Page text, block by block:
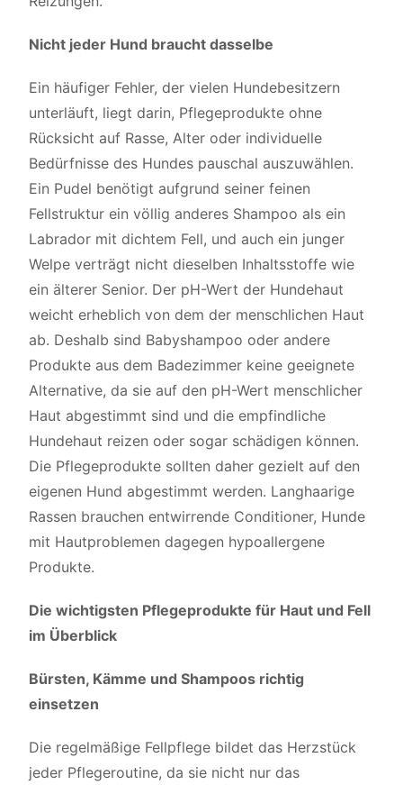
Nicht jeder Hund braucht dasselbe
Ein häufiger Fehler, der vielen Hundebesitzern
unterläuft, liegt darin, Pflegeprodukte ohne
Rücksicht auf Rasse, Alter oder individuelle
Bedürfnisse des Hundes pauschal auszuwählen.
Ein Pudel benötigt aufgrund seiner feinen
Fellstruktur ein völlig anderes Shampoo als ein
Labrador mit dichtem Fell, und auch ein junger
Welpe verträgt nicht dieselben Inhaltsstoffe wie
ein älterer Senior. Der pH-Wert der Hundehaut
weicht erheblich von dem der menschlichen Haut
ab. Deshalb sind Babyshampoo oder andere
Produkte aus dem Badezimmer keine geeignete
Alternative, da sie auf den pH-Wert menschlicher
Haut abgestimmt sind und die empfindliche
Hundehaut reizen oder sogar schädigen können.
Die Pflegeprodukte sollten daher gezielt auf den
eigenen Hund abgestimmt werden. Langhaarige
Rassen brauchen entwirrende Conditioner, Hunde
mit Hautproblemen dagegen hypoallergene
Produkte.
Die wichtigsten Pflegeprodukte für Haut und Fell
im Überblick
Bürsten, Kämme und Shampoos richtig
einsetzen
Die regelmäßige Fellpflege bildet das Herzstück
jeder Pflegeroutine, da sie nicht nur das